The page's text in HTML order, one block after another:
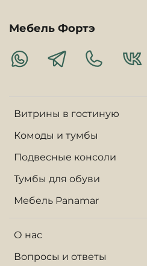
Витрины в гостиную
Комоды и тумбы
Подвесные консоли
Тумбы для обуви
Мебель Panamar
О нас
Вопросы и ответы
Мебель Фортэ